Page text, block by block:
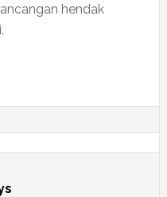
hendak